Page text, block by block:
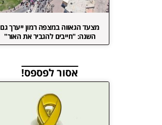
מצעד הגאווה במצפה רמון ייערך גם
השנה: "חייבים להגביר את האור"
אסור לפספס!